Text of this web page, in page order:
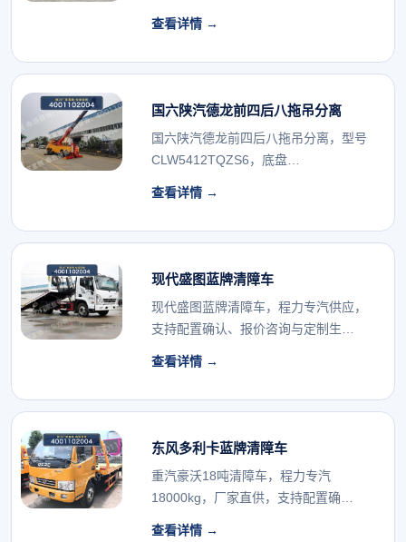
行业的专用车辆配...
查看详情 →
国六陕汽德龙前四后八拖吊分离
国六陕汽德龙前四后八拖吊分离，型号
CLW5412TQZS6，底盘
SX5419TXJM...
查看详情 →
现代盛图蓝牌清障车
现代盛图蓝牌清障车，程力专汽供应，
支持配置确认、报价咨询与定制生
产。...
查看详情 →
东风多利卡蓝牌清障车
重汽豪沃18吨清障车，程力专汽
18000kg，厂家直供，支持配置确
认。...
查看详情 →